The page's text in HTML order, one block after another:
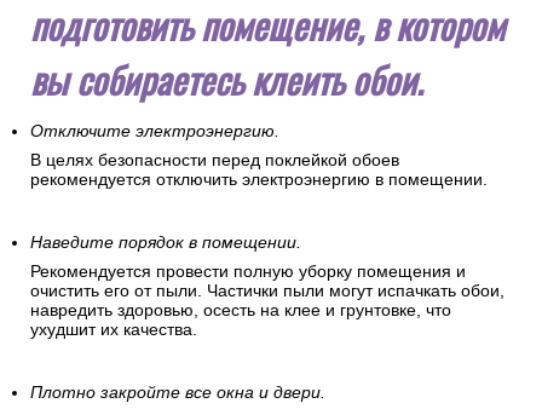
Нанесите грунтовку ровным тонким слоем на стену с
помощью валика. Избегайте попадания брызг грунтовки на
потолок и пол. Рекомендуется выбирать грунтовку
глубокого проникновения.
Затем следует правильно
подготовить помещение, в котором
вы собираетесь клеить обои.
Отключите электроэнергию.